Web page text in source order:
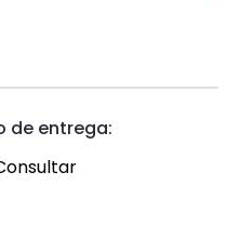
de entrega: